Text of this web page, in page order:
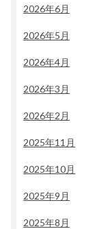
2026年6月
2026年5月
2026年4月
2026年3月
2026年2月
2025年11月
2025年10月
2025年9月
2025年8月